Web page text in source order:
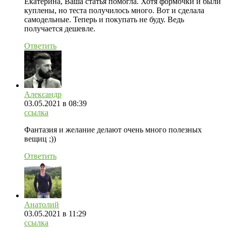
куплены, но теста получилось много. Вот и сделала
самодельные. Теперь и покупать не буду. Ведь
получается дешевле.
Ответить
Александр
03.05.2021 в 08:39
ссылка
Фантазия и желание делают очень много полезных
вещиц ;))
Ответить
Анатолий
03.05.2021 в 11:29
ссылка